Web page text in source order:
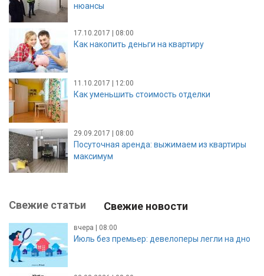
нюансы
17.10.2017 | 08:00
Как накопить деньги на квартиру
11.10.2017 | 12:00
Как уменьшить стоимость отделки
29.09.2017 | 08:00
Посуточная аренда: выжимаем из квартиры
максимум
Свежие статьи Свежие новости
вчера | 08:00
Июль без премьер: девелоперы легли на дно